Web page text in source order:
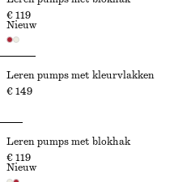
€ 119
Nieuw
Leren pumps met kleurvlakken
€ 149
Leren pumps met blokhak
€ 119
Nieuw